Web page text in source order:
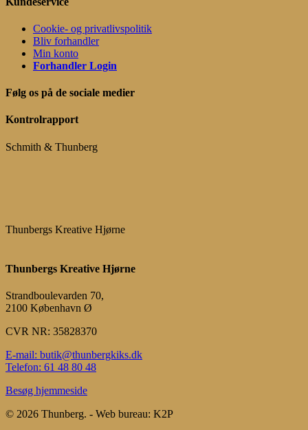
Cookie- og privatlivspolitik
Bliv forhandler
Min konto
Forhandler Login
Følg os på de sociale medier
Kontrolrapport
Schmith & Thunberg
Thunbergs Kreative Hjørne
Thunbergs Kreative Hjørne
Strandboulevarden 70,
2100 København Ø
CVR NR: 35828370
E-mail: butik@thunbergkiks.dk
Telefon: 61 48 80 48
Besøg hjemmeside
© 2026 Thunberg. - Web bureau: K2P